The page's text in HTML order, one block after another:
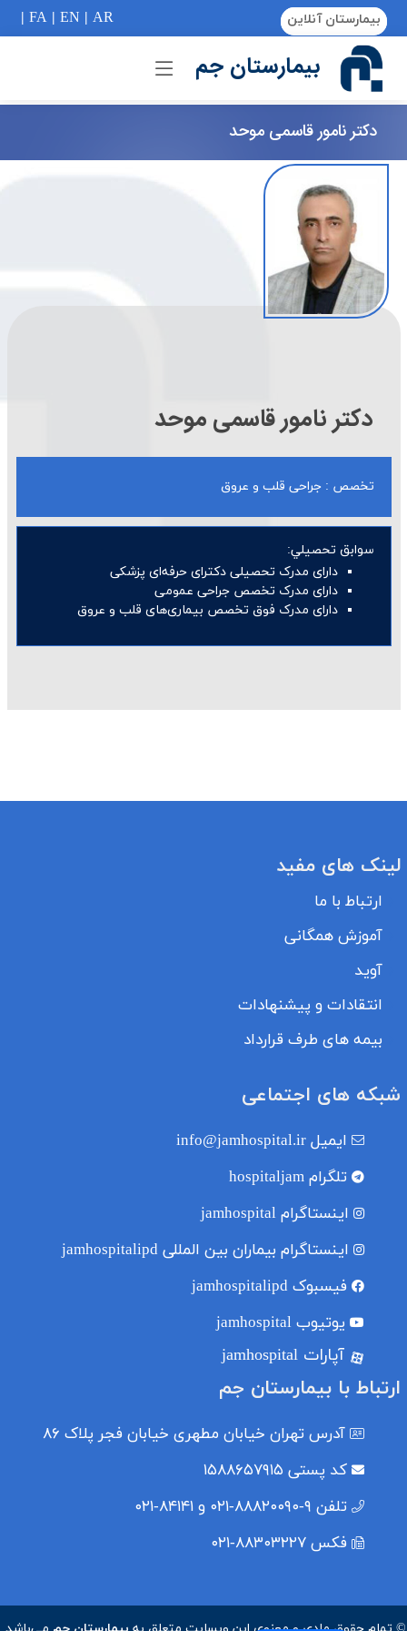
FA| EN | AR
| بیمارستان آنلاین
if (Model != null) {
بیمارستان جم
دکتر نامور قاسمی موحد
دکتر نامور قاسمی موحد
تخصص : جراحی قلب و عروق
سوابق تحصيلي:
دارای مدرک تحصیلی دکترای حرفه‌ای پزشکی
دارای مدرک تخصص جراحی عمومی
دارای مدرک فوق تخصص بیماری‌های قلب و عروق
لینک های مفید
ارتباط با ما
آموزش همگانی
آوید
انتقادات و پیشنهادات
بیمه های طرف قرارداد
شبکه های اجتماعی
ایمیل info@jamhospital.ir
تلگرام hospitaljam
اینستاگرام jamhospital
اینستاگرام بیماران بین المللی jamhospitalipd
فیسبوک jamhospitalipd
یوتیوب jamhospital
آپارات jamhospital
ارتباط با بیمارستان جم
آدرس تهران خیابان مطهری خیابان فجر پلاک ۸۶
کد پستی
تلفن
فکس ۸۸۳۰۳۲۲۷-۰۲۱